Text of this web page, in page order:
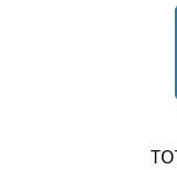
tot 1000